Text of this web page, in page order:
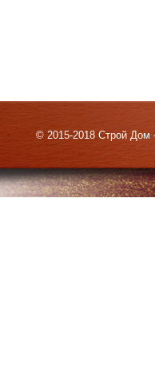
© 2015-2018 Строй Дом